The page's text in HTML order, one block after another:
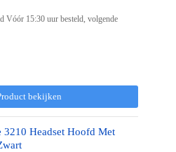
Vóór 15:30 uur besteld, volgende
bekijken
3210 Headset Hoofd Met